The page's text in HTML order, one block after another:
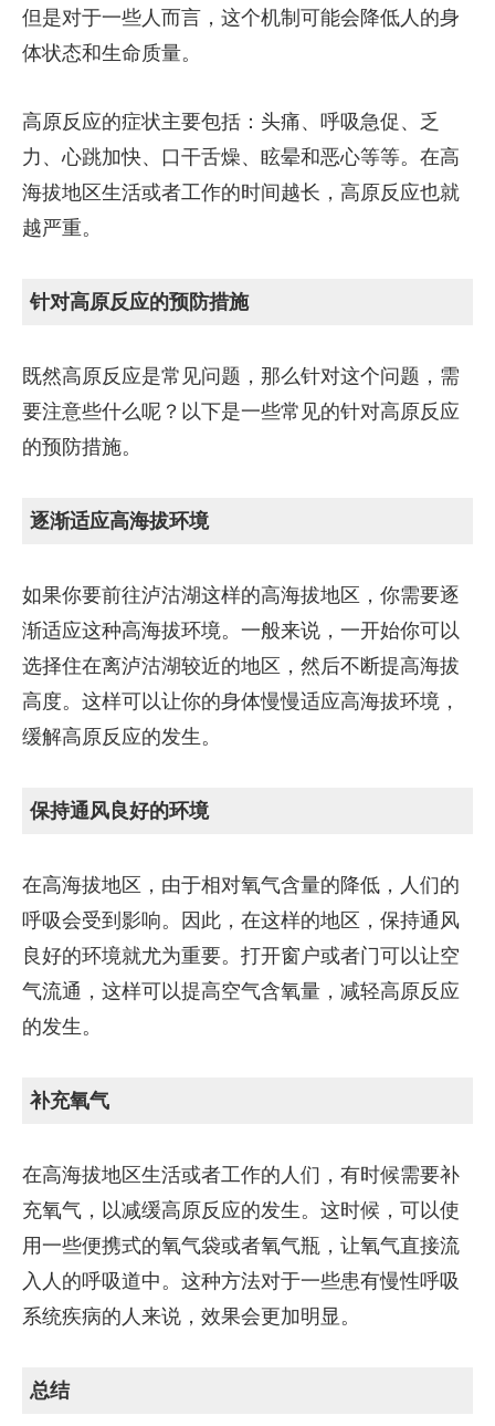
但是对于一些人而言，这个机制可能会降低人的身
体状态和生命质量。
高原反应的症状主要包括：头痛、呼吸急促、乏
力、心跳加快、口干舌燥、眩晕和恶心等等。在高
海拔地区生活或者工作的时间越长，高原反应也就
越严重。
针对高原反应的预防措施
既然高原反应是常见问题，那么针对这个问题，需
要注意些什么呢？以下是一些常见的针对高原反应
的预防措施。
逐渐适应高海拔环境
如果你要前往泸沽湖这样的高海拔地区，你需要逐
渐适应这种高海拔环境。一般来说，一开始你可以
选择住在离泸沽湖较近的地区，然后不断提高海拔
高度。这样可以让你的身体慢慢适应高海拔环境，
缓解高原反应的发生。
保持通风良好的环境
在高海拔地区，由于相对氧气含量的降低，人们的
呼吸会受到影响。因此，在这样的地区，保持通风
良好的环境就尤为重要。打开窗户或者门可以让空
气流通，这样可以提高空气含氧量，减轻高原反应
的发生。
补充氧气
在高海拔地区生活或者工作的人们，有时候需要补
充氧气，以减缓高原反应的发生。这时候，可以使
用一些便携式的氧气袋或者氧气瓶，让氧气直接流
入人的呼吸道中。这种方法对于一些患有慢性呼吸
系统疾病的人来说，效果会更加明显。
总结